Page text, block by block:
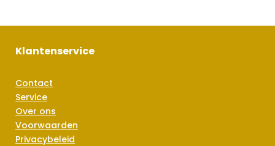
Klantenservice
Contact
Service
Over ons
Voorwaarden
Privacybeleid